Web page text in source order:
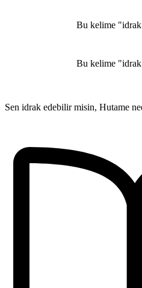
Bu kelime "idrak
Bu kelime "idrak
Sen idrak edebilir misin, Hutame